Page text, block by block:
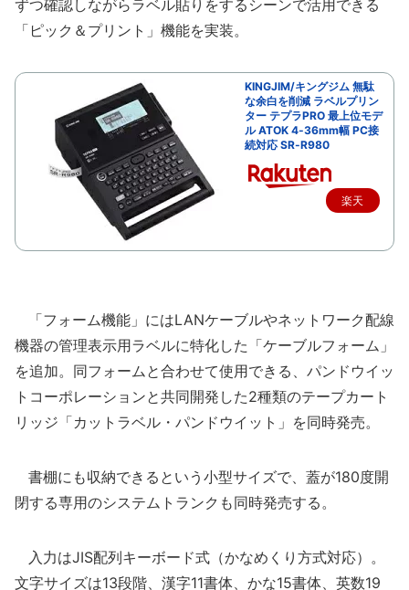
ずつ確認しながらラベル貼りをするシーンで活用できる
「ピック＆プリント」機能を実装。
KINGJIM/キングジム 無駄
な余白を削減 ラベルプリン
ター テプラPRO 最上位モデ
ル ATOK 4-36mm幅 PC接
続対応 SR-R980
楽天
入
「フォーム機能」にはLANケーブルやネットワーク配線
機器の管理表示用ラベルに特化した「ケーブルフォーム」
を追加。同フォームと合わせて使用できる、パンドウイッ
トコーポレーションと共同開発した2種類のテープカート
リッジ「カットラベル・パンドウイット」を同時発売。
書棚にも収納できるという小型サイズで、蓋が180度開
閉する専用のシステムトランクも同時発売する。
入力はJIS配列キーボード式（かなめくり方式対応）。
文字サイズは13段階、漢字11書体、かな15書体、英数19